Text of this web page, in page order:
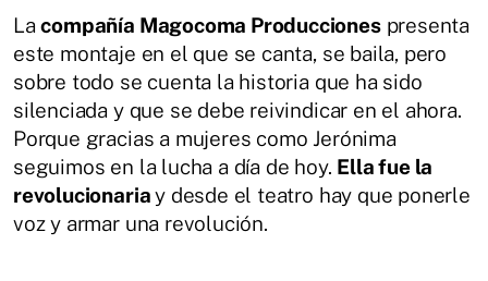
Lacompañía Magocoma Produccionespresenta
este montaje en el que se canta, se baila, pero
sobre todo se cuenta la historia que ha sido
silenciada y que se debe reivindicar en el ahora.
Porque gracias a mujeres como Jerónima
seguimos en la lucha a día de hoy. Ella fue la
revolucionariay desde el teatro hay que ponerle
voz y armar una revolución.